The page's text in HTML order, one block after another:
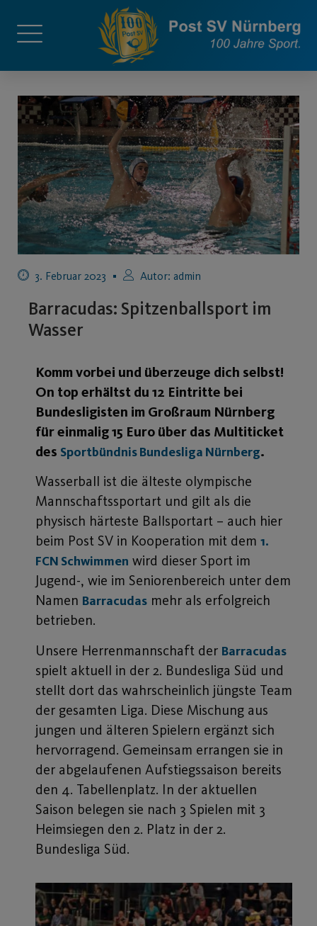
3. Februar 2023 Autor: admin
Barracudas: Spitzenballsport im
Wasser
Komm vorbei und überzeuge dich selbst!
On top erhältst du 12 Eintritte bei
Bundesligisten im Großraum Nürnberg
für einmalig 15 Euro über das Multiticket
des Sportbündnis Bundesliga Nürnberg.
Wasserball ist die älteste olympische
Mannschaftssportart und gilt als die
physisch härteste Ballsportart – auch hier
beim Post SV in Kooperation mit dem 1.
FCN Schwimmen wird dieser Sport im
Jugend-, wie im Seniorenbereich unter dem
Namen Barracudas mehr als erfolgreich
betrieben.
Unsere Herrenmannschaft der Barracudas
spielt aktuell in der 2. Bundesliga Süd und
stellt dort das wahrscheinlich jüngste Team
der gesamten Liga. Diese Mischung aus
jungen und älteren Spielern ergänzt sich
hervorragend. Gemeinsam errangen sie in
der abgelaufenen Aufstiegssaison bereits
den 4. Tabellenplatz. In der aktuellen
Saison belegen sie nach 3 Spielen mit 3
Heimsiegen den 2. Platz in der 2.
Bundesliga Süd.